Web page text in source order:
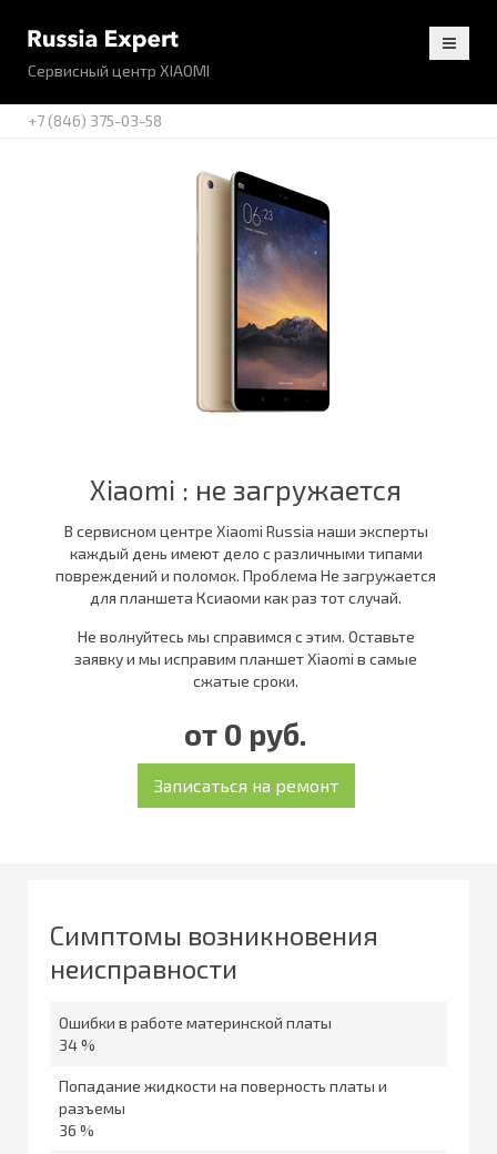
Сервисный центр XIAOMI
+7 (846) 375-03-58
Xiaomi : не загружается
В сервисном центре Xiaomi Russia наши эксперты
каждый день имеют дело с различными типами
повреждений и поломок. Проблема Не загружается
для планшета Ксиаоми как раз тот случай.
Не волнуйтесь мы справимся с этим. Оставьте
заявку и мы исправим планшет Xiaomi в самые
сжатые сроки.
от 0 руб.
Симптомы возникновения
неисправности
Ошибки в работе материнской платы
34 %
Попадание жидкости на поверность платы и
разъемы
36 %